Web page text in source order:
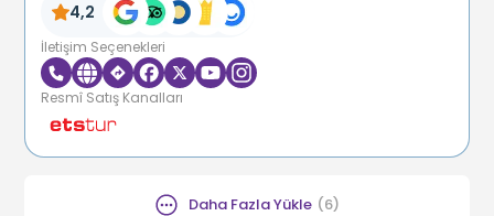
4,2
İletişim Seçenekleri
Resmî Satış Kanalları
Daha Fazla Yükle (6)